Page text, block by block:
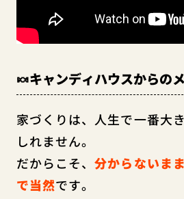
🍬キャンディハウスからの
家づくりは、人生で一番大
しれません。
だからこそ、分からないま
で当然です。